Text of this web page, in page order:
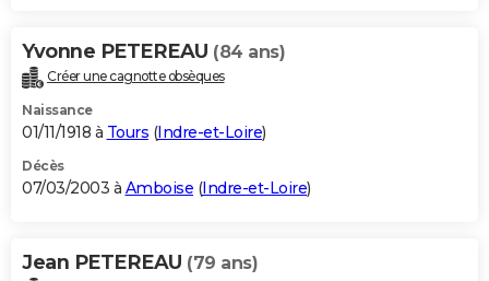
Yvonne PETEREAU (84 ans)
Créer une cagnotte obsèques
Naissance
01/11/1918 à Tours (Indre-et-Loire)
Décès
07/03/2003 à Amboise (Indre-et-Loire)
Jean PETEREAU (79 ans)